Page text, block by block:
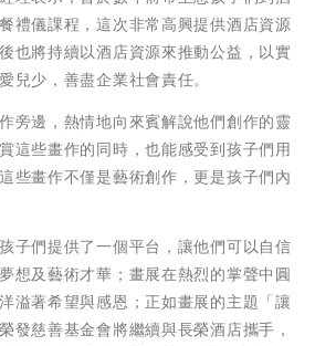
禮儀課程，這次非常高興提供酒店資源
也將持續以酒店資源來推動公益，以實
兒少，善盡企業社會責任。
旁邊，熱情地向來賓解說他們創作的靈
這些畫作的同時，也能感受到孩子們用
些畫作不僅是藝術創作，更是孩子們內
子們提供了一個平台，讓他們可以自信
想及藝術才華；畫展在熱烈的掌聲中圓
溢著希望與感恩；正如畫展的主題「讓
發慈善基金會將繼續與長榮酒店攜手，